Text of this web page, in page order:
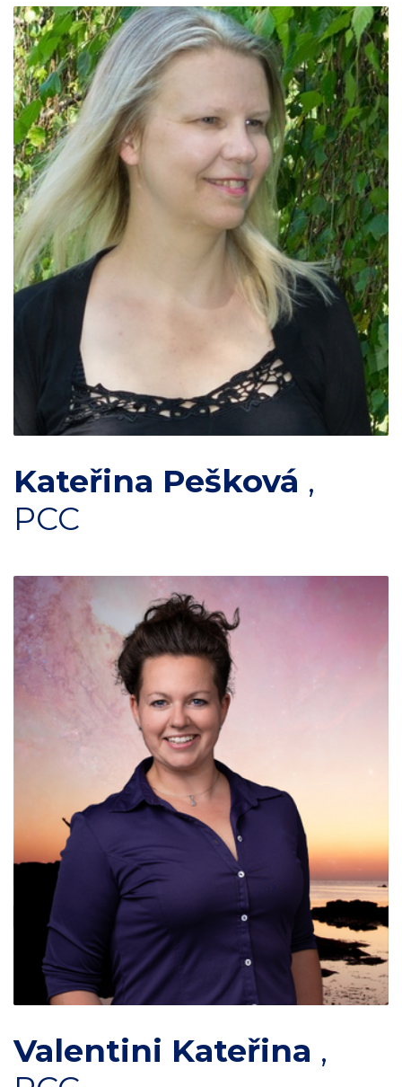
Kateřina Pešková ,
PCC
Valentini Kateřina ,